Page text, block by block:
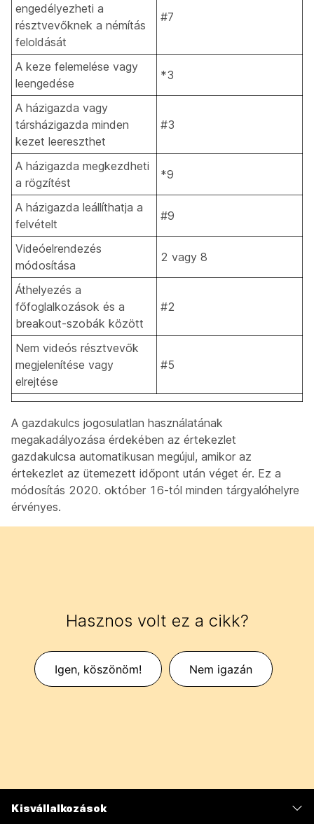
engedélyezheti a
résztvevőknek a némítás
feloldását
#7
A keze felemelése vagy
leengedése
*3
A házigazda vagy
társházigazda minden
kezet leereszthet
#3
A házigazda megkezdheti
a rögzítést
*9
A házigazda leállíthatja a
felvételt
#9
Videóelrendezés
módosítása
2 vagy 8
Áthelyezés a
főfoglalkozások és a
breakout-szobák között
#2
Nem videós résztvevők
megjelenítése vagy
elrejtése
#5
A gazdakulcs jogosulatlan használatának
megakadályozása érdekében az értekezlet
gazdakulcsa automatikusan megújul, amikor az
értekezlet az ütemezett időpont után véget ér. Ez a
módosítás 2020. október 16-tól minden tárgyalóhelyre
érvényes.
Hasznos volt ez a cikk?
Igen, köszönöm! Nem igazán
Kisvállalkozások